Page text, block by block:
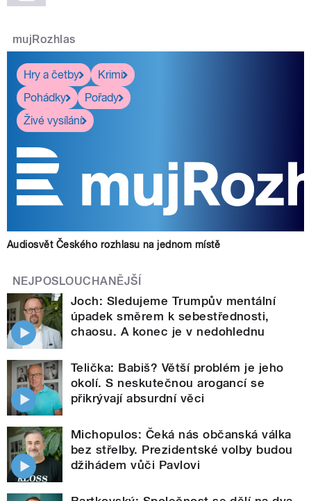
mujRozhlas
Hry a četby
Krimi
Pohádky
Pořady
Živé vysílání
Audiosvět Českého rozhlasu na jednom místě
NEJPOSLOUCHANĚJŠÍ
Joch: Sledujeme Trumpův mentální
úpadek směrem k sebestřednosti,
chaosu. A konec je v nedohlednu
Telička: Babiš? Větší problém je jeho
okolí. S neskutečnou arogancí se
přikrývají absurdní věci
Michopulos: Čeká nás občanská válka
bez střelby. Prezidentské volby budou
džihádem vůči Pavlovi